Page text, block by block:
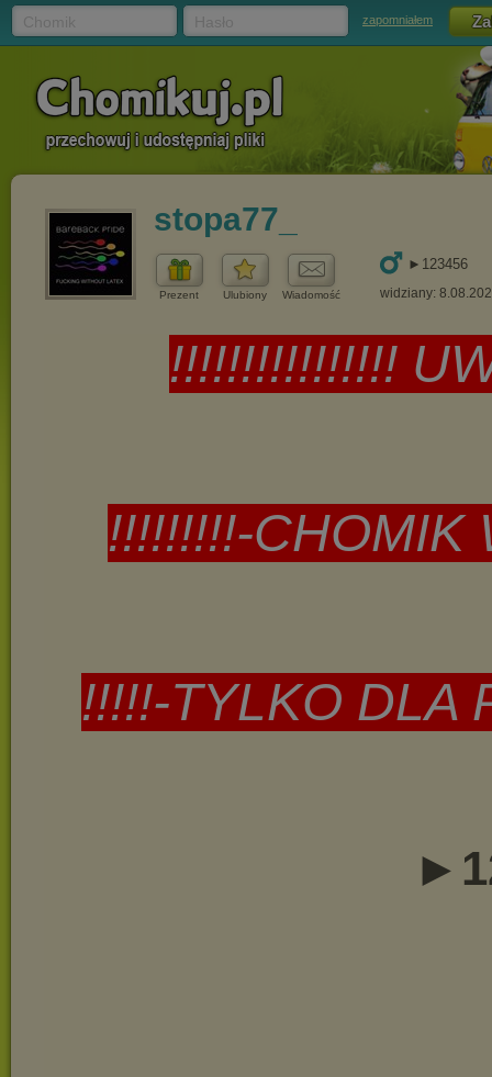
zapomniałem
stopa77_
Prezent Ulubiony Wiadomość
►123456
widziany: